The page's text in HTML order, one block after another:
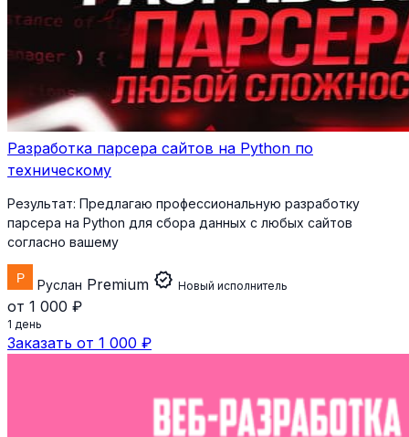
Разработка парсера сайтов на Python по
техническому
Результат: Предлагаю профессиональную разработку
парсера на Python для сбора данных с любых сайтов
согласно вашему
Руслан Premium verified Новый исполнитель
от 1 000 ₽
1 день
Заказать от 1 000 ₽